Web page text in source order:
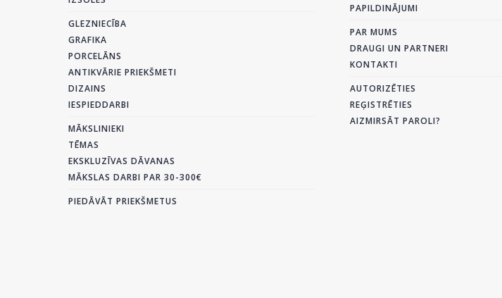
GLEZNIECĪBA
GRAFIKA
PORCELĀNS
ANTIKVĀRIE PRIEKŠMETI
DIZAINS
IESPIEDDARBI
MĀKSLINIEKI
TĒMAS
EKSKLUZĪVAS DĀVANAS
MĀKSLAS DARBI PAR 30-300€
PIEDĀVĀT PRIEKŠMETUS
PAPILDINĀJUMI
PAR MUMS
DRAUGI UN PARTNERI
KONTAKTI
AUTORIZĒTIES
REĢISTRĒTIES
AIZMIRSĀT PAROLI?